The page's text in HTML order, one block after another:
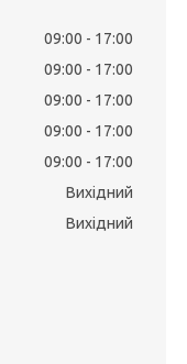
09:00
17:00
09:00
17:00
09:00
17:00
09:00
17:00
09:00
17:00
Вихідний
Вихідний